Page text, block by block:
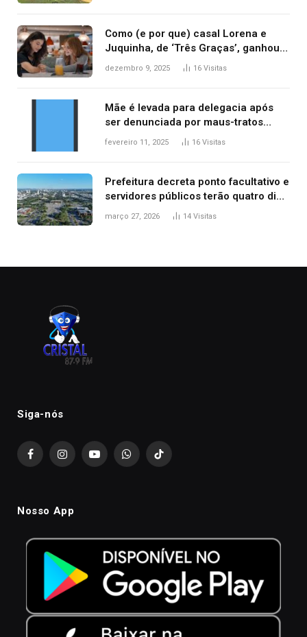
Como (e por que) casal Lorena e
Juquinha, de ‘Três Graças’, ganhou
repercussão internacional
dezembro 9, 2025 16 Visitas
Mãe é levada para delegacia após
ser denunciada por maus-tratos
contra dois filhos, diz polícia
fevereiro 11, 2025 16 Visitas
Prefeitura decreta ponto facultativo e
servidores públicos terão quatro dias
de folga na Semana Santa
março 27, 2026 14 Visitas
Siga-nós
FacebookInstagramYouTubeWhatsAppTikTok
Nosso App